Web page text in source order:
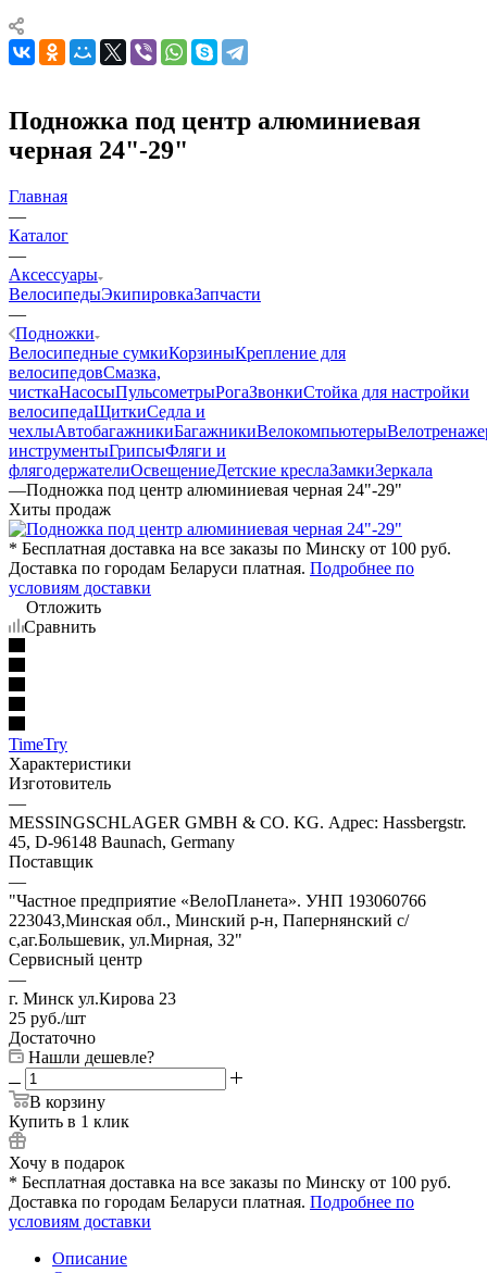
Подножка под центр алюминиевая
черная 24"-29"
Главная
—
Каталог
—
Аксессуары
ВелосипедыЭкипировкаЗапчасти
—
Подножки
Велосипедные сумкиКорзиныКрепление для
велосипедовСмазка,
чисткаНасосыПульсометрыРогаЗвонкиСтойка для настройки
велосипедаЩиткиСедла и
чехлыАвтобагажникиБагажникиВелокомпьютеры
инструментыГрипсыФляги и
флягодержателиОсвещениеДетские креслаЗамкиЗеркала
—Подножка под центр алюминиевая черная 24"-29"
Хиты продаж
* Бесплатная доставка на все заказы по Минску от 100 руб.
Доставка по городам Беларуси платная. Подробнее по
условиям доставки
Отложить
Сравнить
TimeTry
Характеристики
Изготовитель
—
MESSINGSCHLAGER GMBH & CO. KG. Адрес: Hassbergstr.
45, D-96148 Baunach, Germany
Поставщик
—
"Частное предприятие «ВелоПланета». УНП 193060766
223043,Минская обл., Минский р-н, Папернянский с/
с,аг.Большевик, ул.Мирная, 32"
Сервисный центр
—
г. Минск ул.Кирова 23
25 руб./шт
Достаточно
Нашли дешевле?
В корзину
Купить в 1 клик
Хочу в подарок
* Бесплатная доставка на все заказы по Минску от 100 руб.
Доставка по городам Беларуси платная. Подробнее по
условиям доставки
Описание